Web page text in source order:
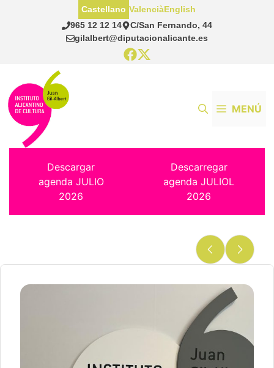
965 12 12 14
C/San Fernando, 44
gilalbert@diputacionalicante.es
Castellano ValenciàEnglish
MENÚ
Descargar
agenda JULIO
2026
Descarregar
agenda JULIOL
2026